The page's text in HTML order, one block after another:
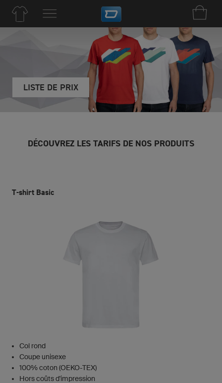
LISTE DE PRIX
DÉCOUVREZ LES TARIFS DE NOS PRODUITS
T-shirt Basic
Col rond
Coupe unisexe
100% coton (OEKO-TEX)
Hors coûts d'impression